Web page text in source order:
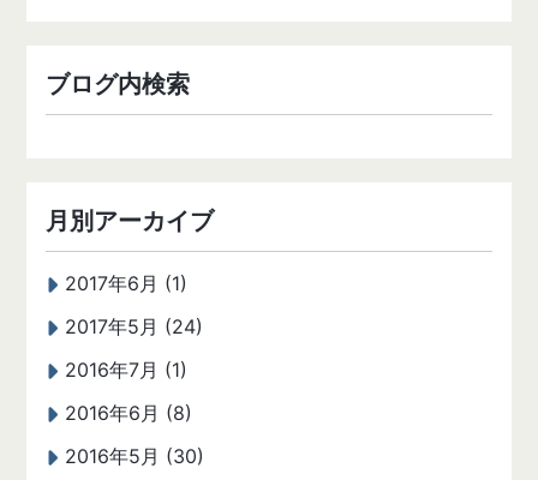
ブログ内検索
月別アーカイブ
2017年6月 (1)
2017年5月 (24)
2016年7月 (1)
2016年6月 (8)
2016年5月 (30)